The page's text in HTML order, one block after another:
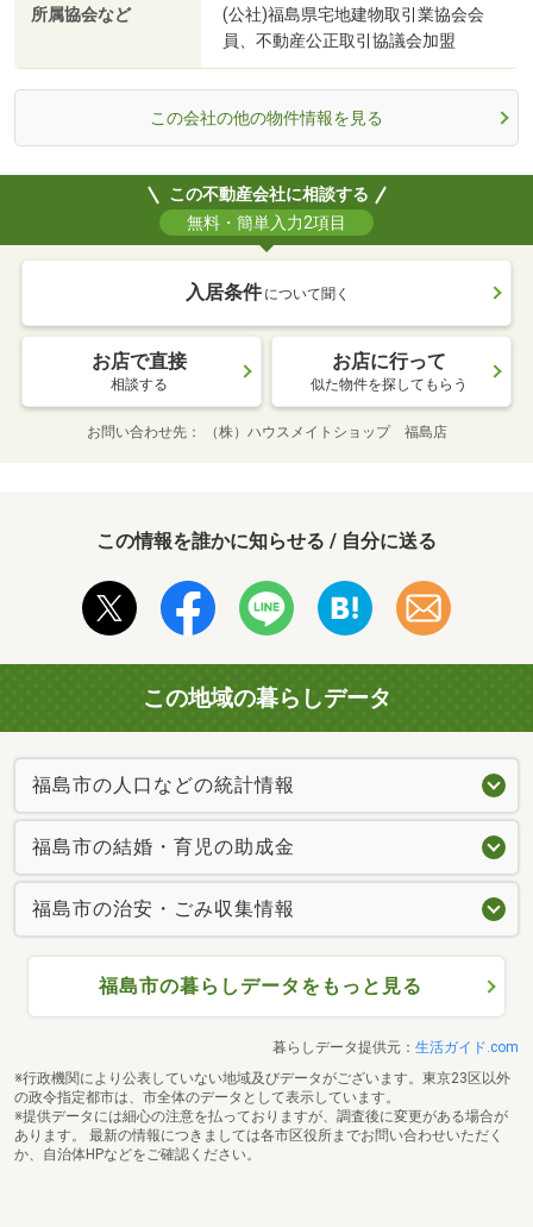
所属協会など
(公社)福島県宅地建物取引業協会会
員、不動産公正取引協議会加盟
この会社の他の物件情報を見る
この不動産会社に相談する
無料・簡単入力2項目
入居条件 について聞く
お店で直接
相談する
お店に行って
似た物件を探してもらう
お問い合わせ先 （株）ハウスメイトショップ 福島店
この情報を誰かに知らせる / 自分に送る
この地域の暮らしデータ
福島市の人口などの統計情報
福島市の結婚・育児の助成金
福島市の治安・ごみ収集情報
福島市の暮らしデータをもっと見る
暮らしデータ提供元： 生活ガイド.com
※行政機関により公表していない地域及びデータがございます。東京23区以外
の政令指定都市は、市全体のデータとして表示しています。
※提供データには細心の注意を払っておりますが、調査後に変更がある場合が
あります。 最新の情報につきましては各市区役所までお問い合わせいただく
か、自治体HPなどをご確認ください。